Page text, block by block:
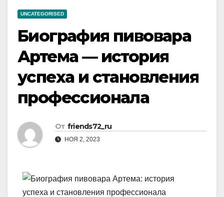
UNCATEGORISED
Биография пивовара
Артема — история
успеха и становления
профессионала
От friends72_ru
НОЯ 2, 2023